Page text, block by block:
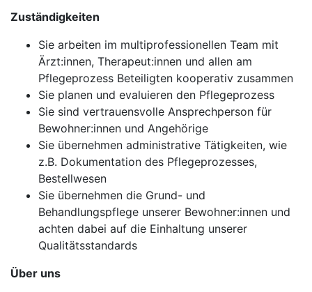
Zuständigkeiten
Sie arbeiten im multiprofessionellen Team mit
Ärzt:innen, Therapeut:innen und allen am
Pflegeprozess Beteiligten kooperativ zusammen
Sie planen und evaluieren den Pflegeprozess
Sie sind vertrauensvolle Ansprechperson für
Bewohner:innen und Angehörige
Sie übernehmen administrative Tätigkeiten, wie
z.B. Dokumentation des Pflegeprozesses,
Bestellwesen
Sie übernehmen die Grund- und
Behandlungspflege unserer Bewohner:innen und
achten dabei auf die Einhaltung unserer
Qualitätsstandards
Über uns